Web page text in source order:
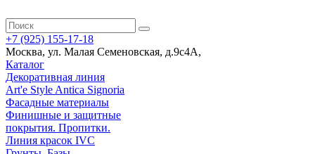
+7 (925) 155-17-18
Москва, ул. Малая Семеновская, д.9с4А,
Каталог
Декоративная линия
Art'e Style Antica Signoria
Фасадные материалы
Финишные и защитные
покрытия. Пропитки.
Линия красок IVC